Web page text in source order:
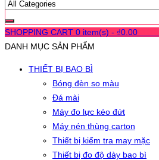
SHOPPING CART 0 item(s) - ₫0.00
DANH MỤC SẢN PHẨM
THIẾT BỊ BAO BÌ
Bóng đèn so màu
Đá mài
Máy đo lực kéo đứt
Máy nén thùng carton
Thiết bị kiểm tra may mặc
Thiết bị đo độ dày bao bì